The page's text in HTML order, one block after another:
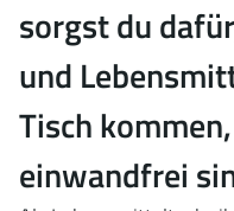
sorgst du
und
Tisch
einwandfrei